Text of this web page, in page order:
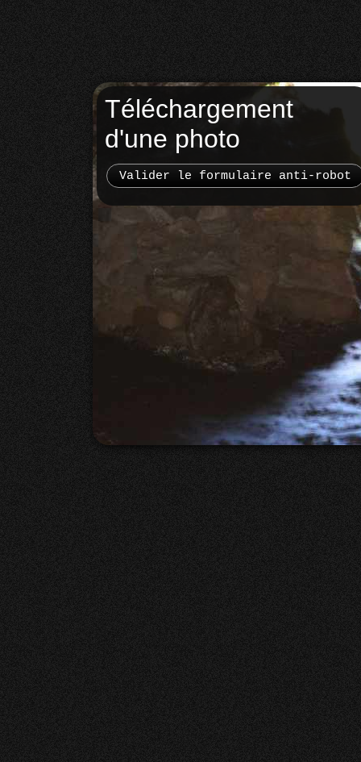
Téléchargement
d'une photo